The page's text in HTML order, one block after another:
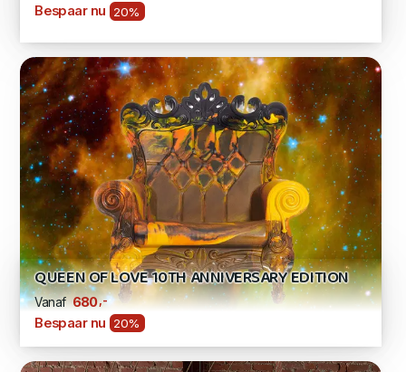
Bespaar nu 20%
QUEEN OF LOVE 10TH ANNIVERSARY EDITION
Vanaf 680,-
Bespaar nu 20%